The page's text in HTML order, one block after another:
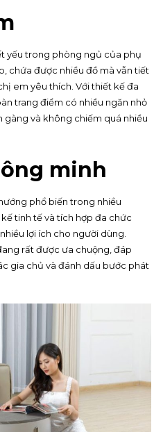
yếu trong phòng ngủ của phụ
chứa được nhiều đồ mà vẫn tiết
em yêu thích. Với thiết kế đa
trang điểm có nhiều ngăn nhỏ
và không chiếm quá nhiều
minh
phổ biến trong nhiều
tinh tế và tích hợp đa chức
lợi ích cho người dùng.
rất được ưa chuộng, đáp
gia chủ và đánh dấu bước phát